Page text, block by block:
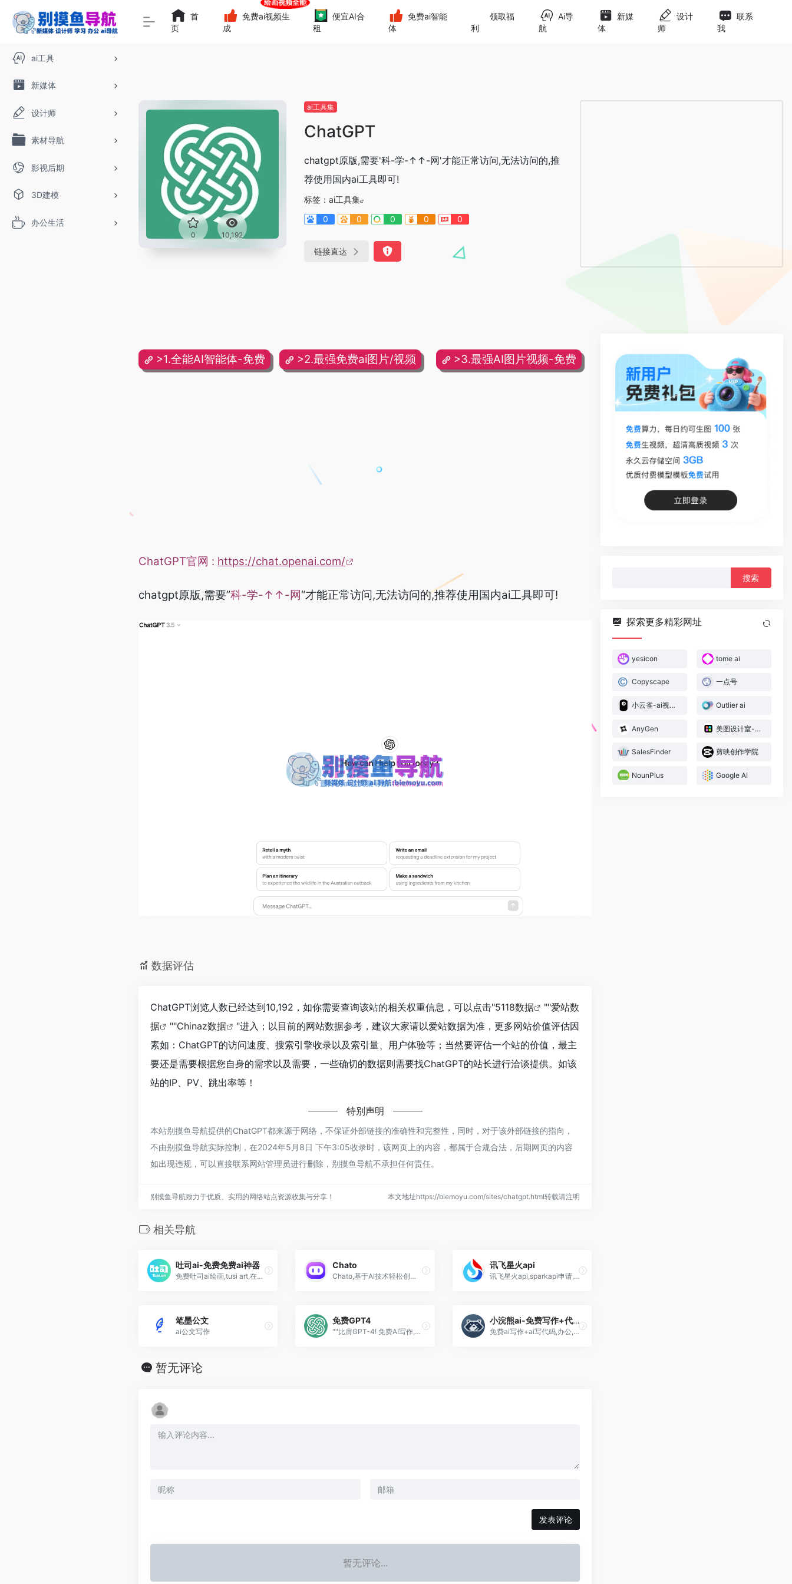
ai工具
新媒体
设计师
素材导航
影视后期
3D建模
办公生活
首
页
免费ai视频生
成
便宜AI合
租
免费ai智能
体
领取福
利
Ai导
航
新媒
体
设计
师
联系
我
0 10,192
ai工具集
ChatGPT
chatgpt原版,需要'科-学-↑↑-网'才能正常访问,无法访问的,推
荐使用国内ai工具即可!
标签： ai工具集
0
0 0 0 0
链接直达
>1.全能AI智能体-免费 >2.最强免费ai图片/视频 >3.最强AI图片视频-免费
ChatGPT官网 : https://chat.openai.com/
chatgpt原版,需要”科-学-↑↑-网“才能正常访问,无法访问的,推荐使用国内ai工具即可!
数据评估
ChatGPT浏览人数已经达到10,192，如你需要查询该站的相关权重信息，可以点击"5118数据 ""爱站数
据
""Chinaz数据
"进入；以目前的网站数据参考，建议大家请以爱站数据为准，更多网站价值评估因
素如：ChatGPT的访问速度、搜索引擎收录以及索引量、用户体验等；当然要评估一个站的价值，最主
要还是需要根据您自身的需求以及需要，一些确切的数据则需要找ChatGPT的站长进行洽谈提供。如该
站的IP、PV、跳出率等！
特别声明
本站别摸鱼导航提供的ChatGPT都来源于网络，不保证外部链接的准确性和完整性，同时，对于该外部链接的指向，
不由别摸鱼导航实际控制，在2024年5月8日 下午3:05收录时，该网页上的内容，都属于合规合法，后期网页的内容
如出现违规，可以直接联系网站管理员进行删除，别摸鱼导航不承担任何责任。
别摸鱼导航致力于优质、实用的网络站点资源收集与分享！ 本文地址https://biemoyu.com/sites/chatgpt.html转载请注明
相关导航
吐司ai-免费免费ai神器
免费吐司ai绘画,tusi art,在线ai生图,知名模型分享社区
Chato
Chato,基于AI技术轻松创建对话机器人,为企业用户、超级个体们提供了坚实的 AI 机器人基建
讯飞星火api
讯飞星火api,sparkapi申请,免费额度领取,价格
笔墨公文
ai公文写作
免费GPT4
""比肩GPT-4! 免费AI写作,绘画,视频生成,代码,ai智能体,长文档解读,ai搜索,数据分析...一个清言就够了！"
小浣熊ai-免费写作+代码
免费ai写作+ai写代码,办公,数据处理,分析,图表生成,小浣熊,智能助手Raccoon!商汤科技旗下-小浣熊ai
暂无评论
发表评论
暂无评论...
探索更多精彩网址
yesicon tome ai
Copyscape 一点号
小云雀-ai视频神器 Outlier ai
AnyGen 美图设计室-免费全能
SalesFinder 剪映创作学院
NounPlus Google AI